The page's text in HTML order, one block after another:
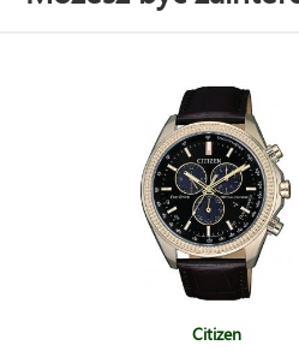
Citizen